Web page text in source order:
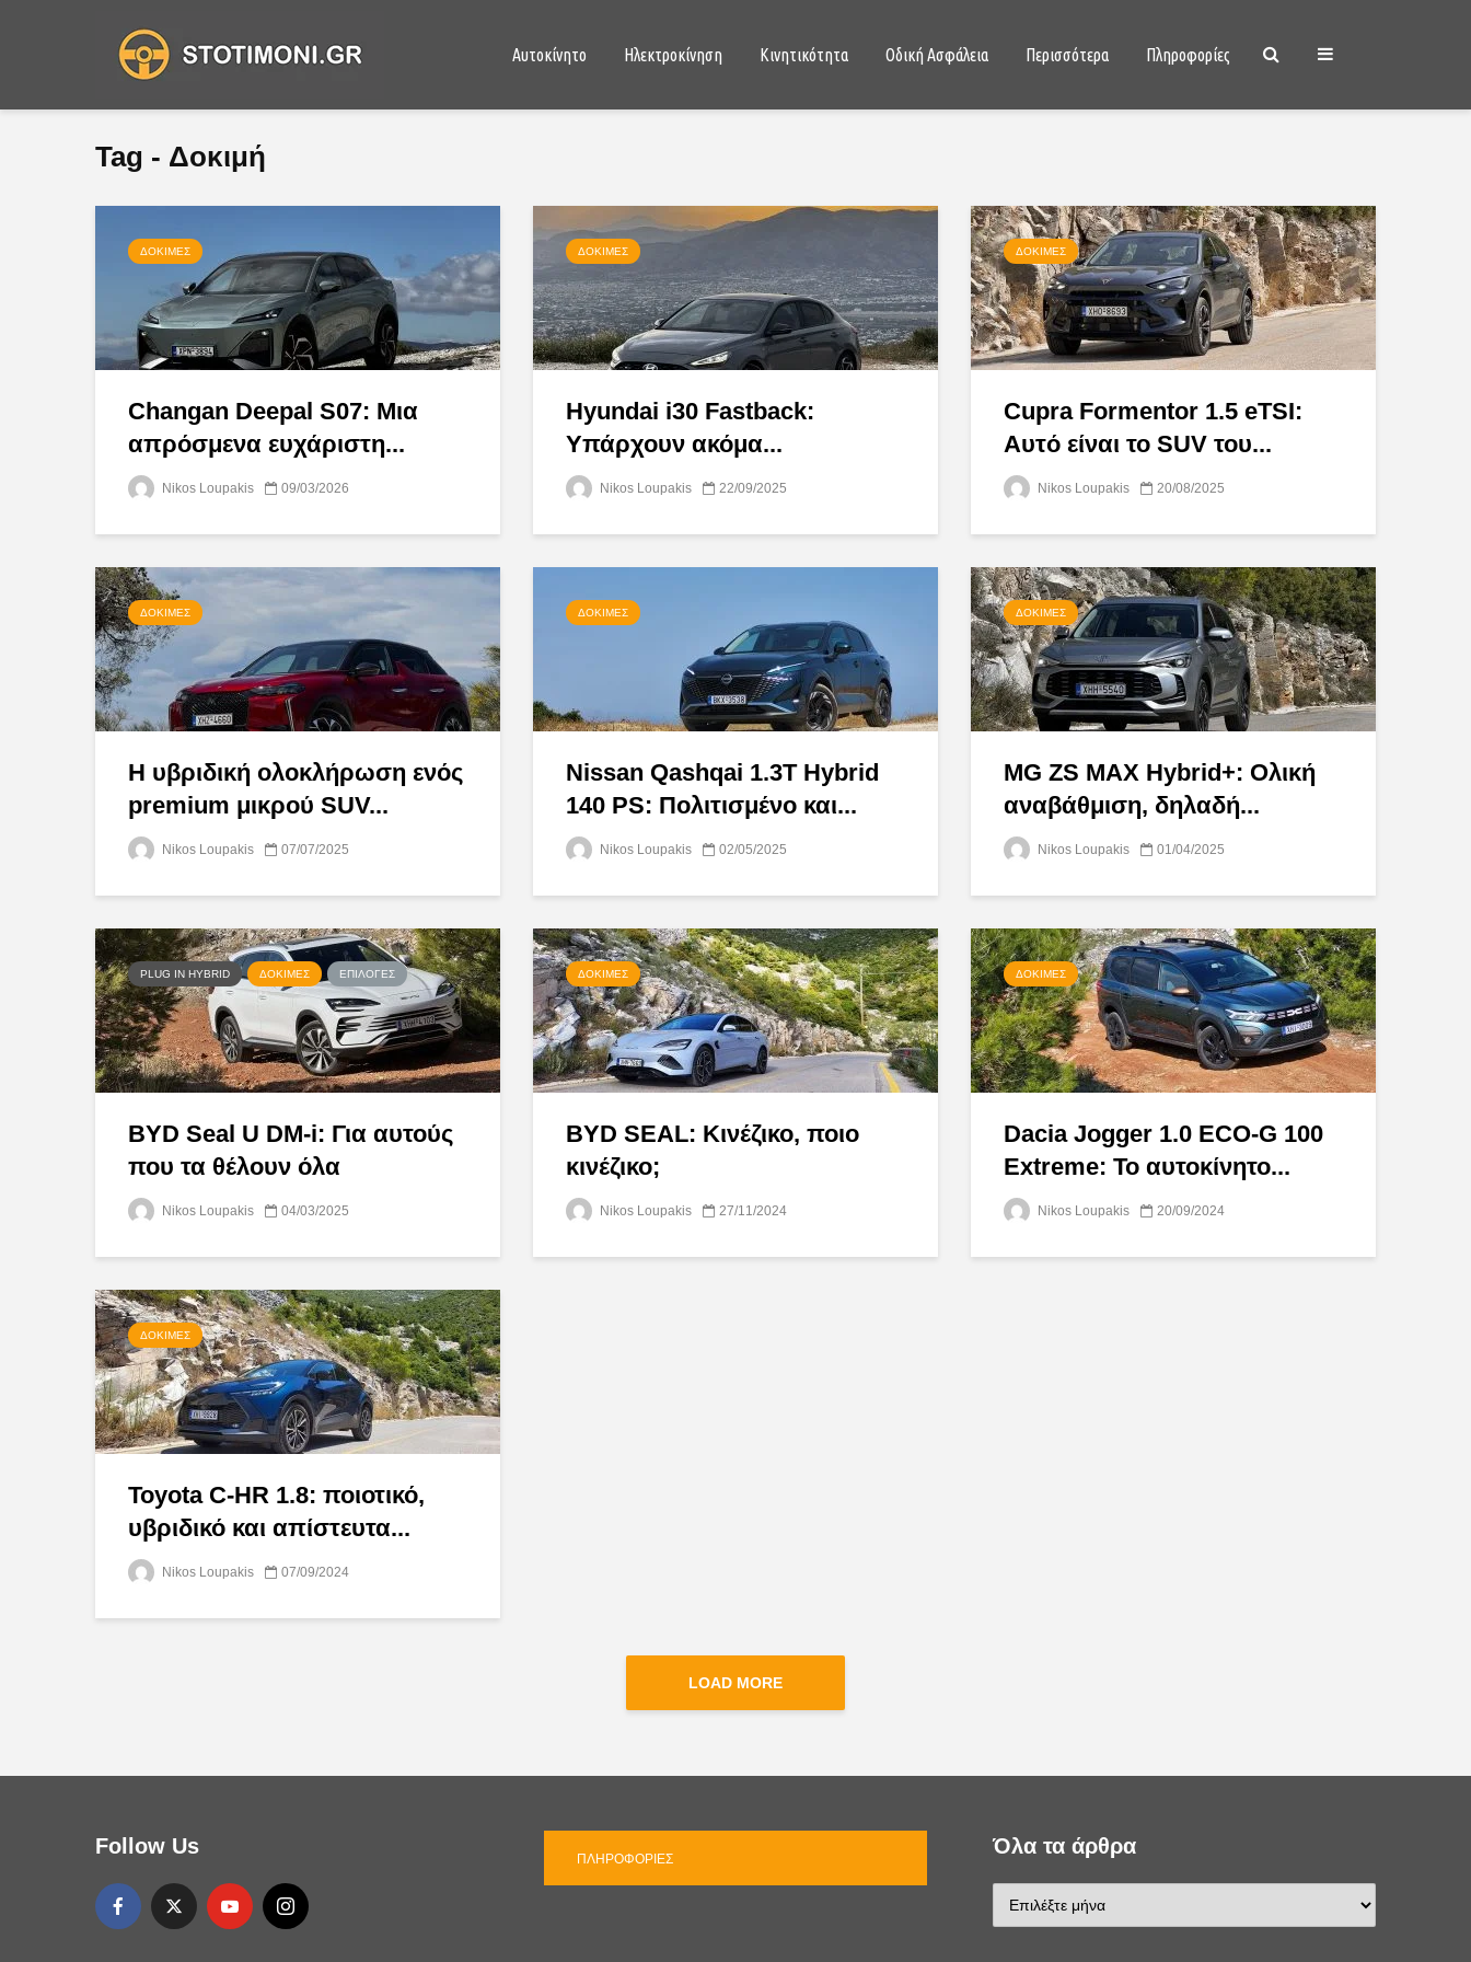
Αυτοκίνητο Ηλεκτροκίνηση Κινητικότητα Οδική Ασφάλεια Περισσότερα Πληροφορίες
Tag - Δοκιμή
ΔΟΚΙΜΈΣ
Changan Deepal S07: Μια
απρόσμενα ευχάριστη...
Nikos Loupakis 09/03/2026
ΔΟΚΙΜΈΣ
Hyundai i30 Fastback:
Υπάρχουν ακόμα...
Nikos Loupakis 22/09/2025
ΔΟΚΙΜΈΣ
Cupra Formentor 1.5 eTSI:
Αυτό είναι το SUV του...
Nikos Loupakis 20/08/2025
ΔΟΚΙΜΈΣ
H υβριδική ολοκλήρωση ενός
premium μικρού SUV...
Nikos Loupakis 07/07/2025
ΔΟΚΙΜΈΣ
Nissan Qashqai 1.3Τ Hybrid
140 PS: Πολιτισμένο και...
Nikos Loupakis 02/05/2025
ΔΟΚΙΜΈΣ
MG ZS MAX Hybrid+: Ολική
αναβάθμιση, δηλαδή...
Nikos Loupakis 01/04/2025
PLUG IN HYBRID ΔΟΚΙΜΈΣ ΕΠΙΛΟΓΈΣ
BYD Seal U DM-i: Για αυτούς
που τα θέλουν όλα
Nikos Loupakis 04/03/2025
ΔΟΚΙΜΈΣ
BYD SEAL: Κινέζικο, ποιο
κινέζικο;
Nikos Loupakis 27/11/2024
ΔΟΚΙΜΈΣ
Dacia Jogger 1.0 ECO-G 100
Extreme: Το αυτοκίνητο...
Nikos Loupakis 20/09/2024
ΔΟΚΙΜΈΣ
Toyota C-HR 1.8: ποιοτικό,
υβριδικό και απίστευτα...
Nikos Loupakis 07/09/2024
LOAD MORE
Follow Us
ΠΛΗΡΟΦΟΡΊΕΣ
Όλα τα άρθρα